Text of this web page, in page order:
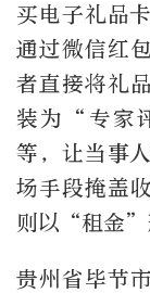
买电子礼品
通过微信红
者直接将礼
装为“专家
等，让当事
场手段掩盖
则以“租金”
贵州省毕节